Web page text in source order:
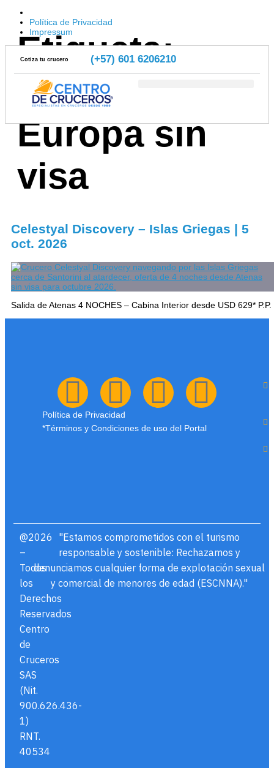
Política de Privacidad
Impressum
Cotiza tu crucero (+57) 601 6206210
Etiqueta:
viajes a
Europa sin
visa
Celestyal Discovery – Islas Griegas | 5
oct. 2026
Salida de Atenas 4 NOCHES – Cabina Interior desde USD 629* P.P.
Política de Privacidad
*Términos y Condiciones de uso del Portal
@2026
–
Todos
los
Derechos
Reservados
Centro
de
Cruceros
SAS
(Nit.
900.626.436-
1)
RNT.
40534
"Estamos comprometidos con el turismo
responsable y sostenible: Rechazamos y
denunciamos cualquier forma de explotación sexual
y comercial de menores de edad (ESCNNA)."